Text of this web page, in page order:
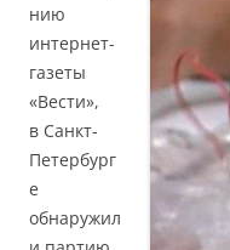
нию
интернет-
газеты
«Вести»,
в Санкт-
Петербург
е
обнаружил